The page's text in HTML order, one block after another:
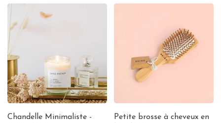
Chandelle Minimaliste -
Petite brosse à cheveux en